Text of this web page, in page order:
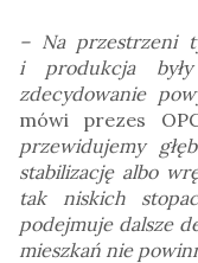
– Na przestrzeni
i produkcja
zdecydowanie
mówi prezes
przewidujemy
stabilizację albo
tak niskich
podejmuje dalsze
mieszkań nie